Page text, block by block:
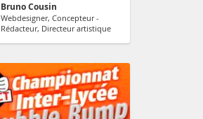
Bruno Cousin
Webdesigner, Concepteur -
Rédacteur, Directeur artistique